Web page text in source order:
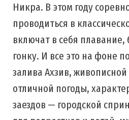
Никра. В этом году
проводиться в
включат в себя
гонку. И все это на фоне
залива Ахзив,
отличной погоды,
заездов — городской